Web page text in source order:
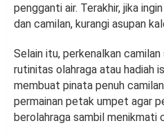
pengganti air. Terakhir, jika
dan camilan, kurangi asupan
Selain itu, perkenalkan
rutinitas olahraga atau hadiah
membuat pinata penuh
permainan petak umpet agar
berolahraga sambil menikmati